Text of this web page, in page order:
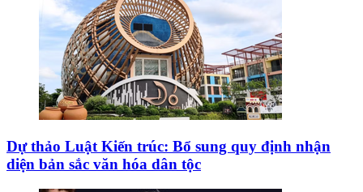
Dự thảo Luật Kiến trúc: Bổ sung quy định nhận
diện bản sắc văn hóa dân tộc